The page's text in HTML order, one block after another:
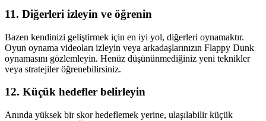
11. Diğerleri izleyin ve öğrenin
Bazen kendinizi geliştirmek için en iyi yol, diğerleri oynamaktır.
Oyun oynama videoları izleyin veya arkadaşlarınızın Flappy Dunk
oynamasını gözlemleyin. Henüz düşününmediğiniz yeni teknikler
veya stratejiler öğrenebilirsiniz.
12. Küçük hedefler belirleyin
Anında yüksek bir skor hedeflemek yerine, ulaşılabilir küçük